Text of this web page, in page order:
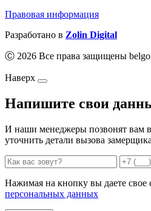
Правовая информация
Разработано в Zolin Digital
Ⓒ 2026 Все права защищены
Наверх
Напишите свои
И наши менеджеры позвонят вам
уточнить детали вызова замерщика
Нажимая на кнопку вы даете свое
персональных данных